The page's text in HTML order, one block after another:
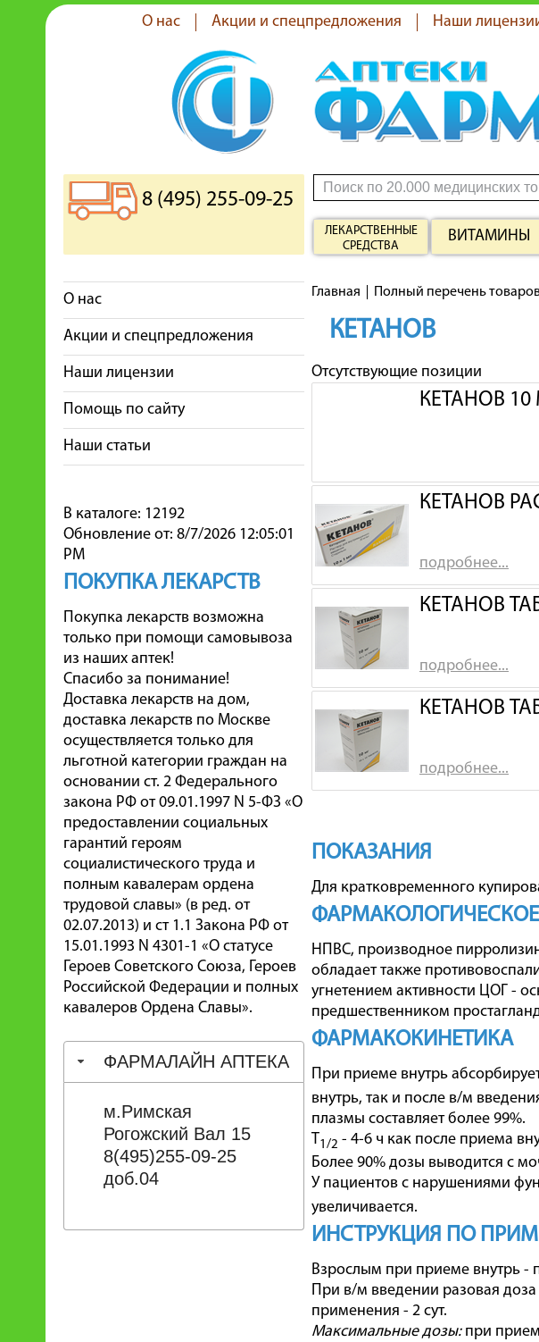
О нас Акции и спецпредложения Наши
8 (495) 255-09-25
ЛЕКАРСТВЕННЫЕ
СРЕДСТВА
ВИТАМИНЫ
О нас
Акции и спецпредложения
Наши лицензии
Помощь по сайту
Наши статьи
В каталоге: 12192
Обновление от: 8/7/2026 12:05:01
PM
ПОКУПКА ЛЕКАРСТВ
Покупка лекарств возможна
только при помощи самовывоза
из наших аптек!
Спасибо за понимание!
Доставка лекарств на дом,
доставка лекарств по Москве
осуществляется только для
льготной категории граждан на
основании ст. 2 Федерального
закона РФ от 09.01.1997 N 5-ФЗ «О
предоставлении социальных
гарантий героям
социалистического труда и
полным кавалерам ордена
трудовой славы» (в ред. от
02.07.2013) и ст 1.1 Закона РФ от
15.01.1993 N 4301-1 «О статусе
Героев Советского Союза, Героев
Российской Федерации и полных
кавалеров Ордена Славы».
ФАРМАЛАЙН АПТЕКА
м.Римская
Рогожский Вал 15
8(495)255-09-25
доб.04
Главная Полный перечень
КЕТАНОВ
Отсутствующие позиции
КЕТАНОВ
КЕТАНОВ
подробнее...
КЕТАНОВ
подробнее...
КЕТАНОВ
подробнее...
ПОКАЗАНИЯ
Для кратковременного
НПВС, производное
обладает также
угнетением активности ЦОГ -
предшественником
ФАРМАКОКИНЕТИКА
При приеме внутрь
внутрь, так и после в/м
плазмы составляет более 99%.
T1/2 - 4-6 ч как после приема
Более 90% дозы выводится с
У пациентов с нарушениями
увеличивается.
ИНСТРУКЦИЯ ПО
Взрослым при приеме внутрь -
При в/м введении разовая
применения - 2 сут.
Максимальные дозы:при